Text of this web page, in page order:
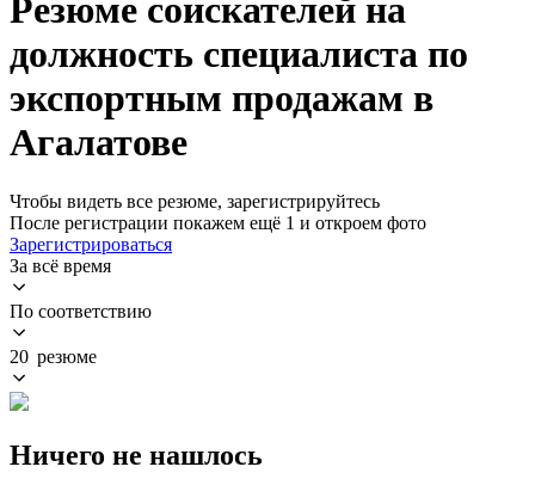
Резюме соискателей на
должность специалиста по
экспортным продажам в
Агалатове
Чтобы видеть все резюме, зарегистрируйтесь
После регистрации покажем ещё 1 и откроем фото
Зарегистрироваться
За всё время
По соответствию
20 резюме
Ничего не нашлось